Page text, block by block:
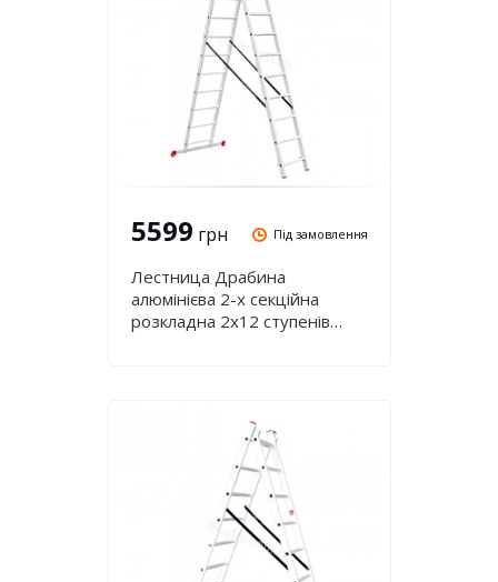
5599 грн Під замовлення
Лестница Драбина
алюмінієва 2-х секційна
розкладна 2х12 ступенів